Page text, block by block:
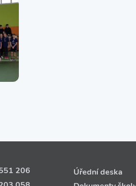
206
Úřední deska